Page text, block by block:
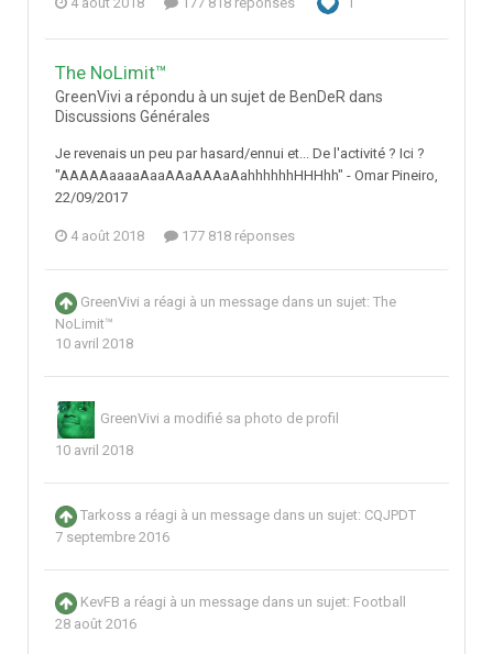
The NoLimit™
GreenVivi a répondu à un sujet de BenDeR dans
Discussions Générales
Je revenais un peu par hasard/ennui et... De l'activité ? Ici ?
"AAAAAaaaaAaaAAaAAAaAahhhhhhHHHhh" - Omar Pineiro,
22/09/2017
4 août 2018 177 818 réponses
GreenVivi a réagi à un message dans un sujet: The
NoLimit™
10 avril 2018
GreenVivi a modifié sa photo de profil
10 avril 2018
Tarkoss a réagi à un message dans un sujet: CQJPDT
7 septembre 2016
KevFB a réagi à un message dans un sujet: Football
28 août 2016